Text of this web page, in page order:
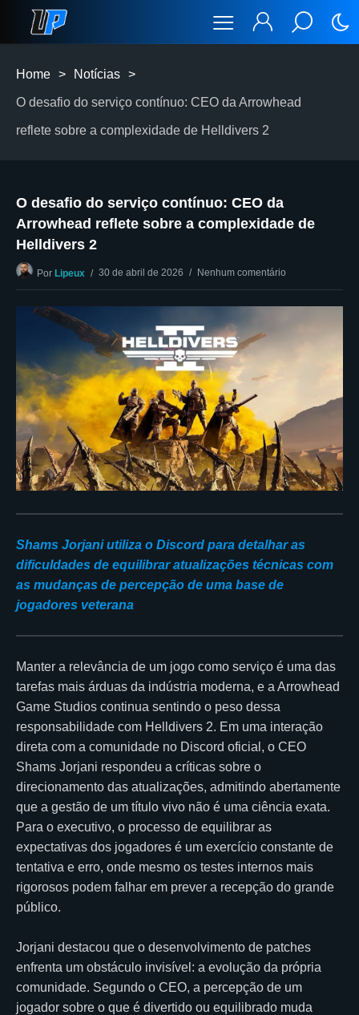
Home > Notícias >
O desafio do serviço contínuo: CEO da Arrowhead
reflete sobre a complexidade de Helldivers 2
O desafio do serviço contínuo: CEO da
Arrowhead reflete sobre a complexidade de
Helldivers 2
Por Lipeux 30 de abril de 2026 Nenhum comentário
Shams Jorjani utiliza o Discord para detalhar as
dificuldades de equilibrar atualizações técnicas com
as mudanças de percepção de uma base de
jogadores veterana
Manter a relevância de um jogo como serviço é uma das
tarefas mais árduas da indústria moderna, e a Arrowhead
Game Studios continua sentindo o peso dessa
responsabilidade com Helldivers 2. Em uma interação
direta com a comunidade no Discord oficial, o CEO
Shams Jorjani respondeu a críticas sobre o
direcionamento das atualizações, admitindo abertamente
que a gestão de um título vivo não é uma ciência exata.
Para o executivo, o processo de equilibrar as
expectativas dos jogadores é um exercício constante de
tentativa e erro, onde mesmo os testes internos mais
rigorosos podem falhar em prever a recepção do grande
público.
Jorjani destacou que o desenvolvimento de patches
enfrenta um obstáculo invisível: a evolução da própria
comunidade. Segundo o CEO, a percepção de um
jogador sobre o que é divertido ou equilibrado muda